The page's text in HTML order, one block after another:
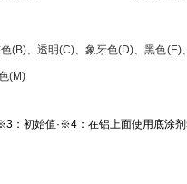
(B)、透明(C)、象牙色(D)、黑色(E)
(M)
初始值·※4：在铝上面使用底涂